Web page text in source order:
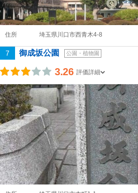
住所 埼玉県川口市西青木4-8
7 御成坂公園 公園・植物園
3.26 評価詳細